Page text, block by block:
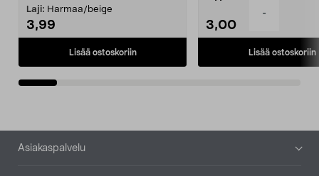
-
Laji: Harmaa/beige
3,99
Lisää ostoskoriin
3,00
Lisää ostoskoriin
Alatunniste
Asiakaspalvelu